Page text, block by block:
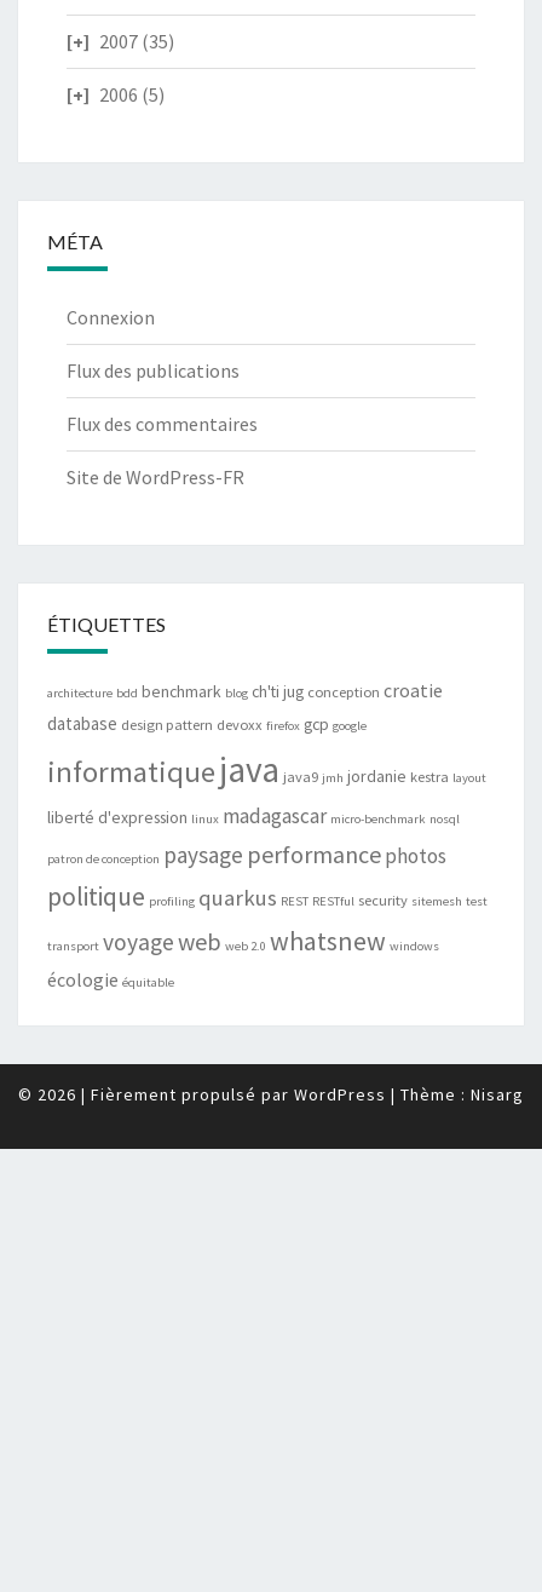
2007 (35)
2006 (5)
MÉTA
Connexion
Flux des publications
Flux des commentaires
Site de WordPress-FR
ÉTIQUETTES
architecture bdd benchmark blog ch'ti jug conception croatie
database design pattern devoxx firefox gcp google
informatiquejava java9 jmh jordanie kestra layout
liberté d'expression linux madagascar micro-benchmark nosql
patron de conception paysage performancephotos
politique profiling quarkus REST RESTful security sitemesh test
transport voyageweb web 2.0 whatsnew windows
écologie équitable
© 2026 | Fièrement propulsé par WordPress | Thème : Nisarg